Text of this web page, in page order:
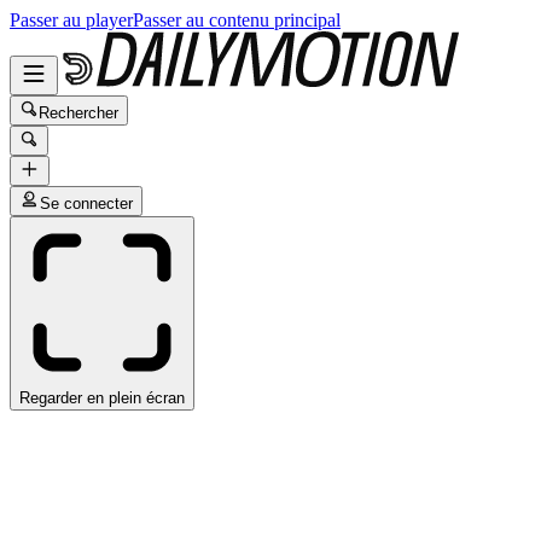
Passer au playerPasser au contenu principal
Rechercher
Se connecter
Regarder en plein écran